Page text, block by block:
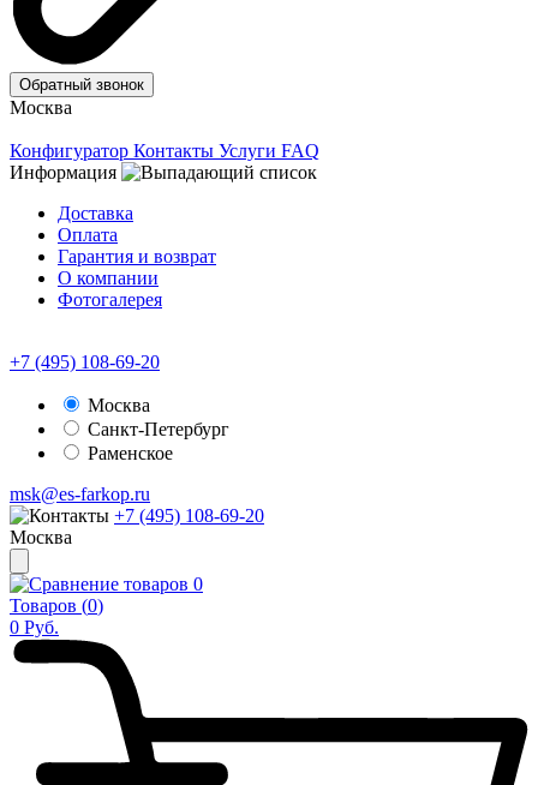
Обратный звонок
Москва
Конфигуратор Контакты Услуги FAQ
Информация
Доставка
Оплата
Гарантия и возврат
О компании
Фотогалерея
+7 (495) 108-69-20
Москва
Санкт-Петербург
Раменское
msk@es-farkop.ru
+7 (495) 108-69-20
Москва
0
Товаров (0)
0 Руб.